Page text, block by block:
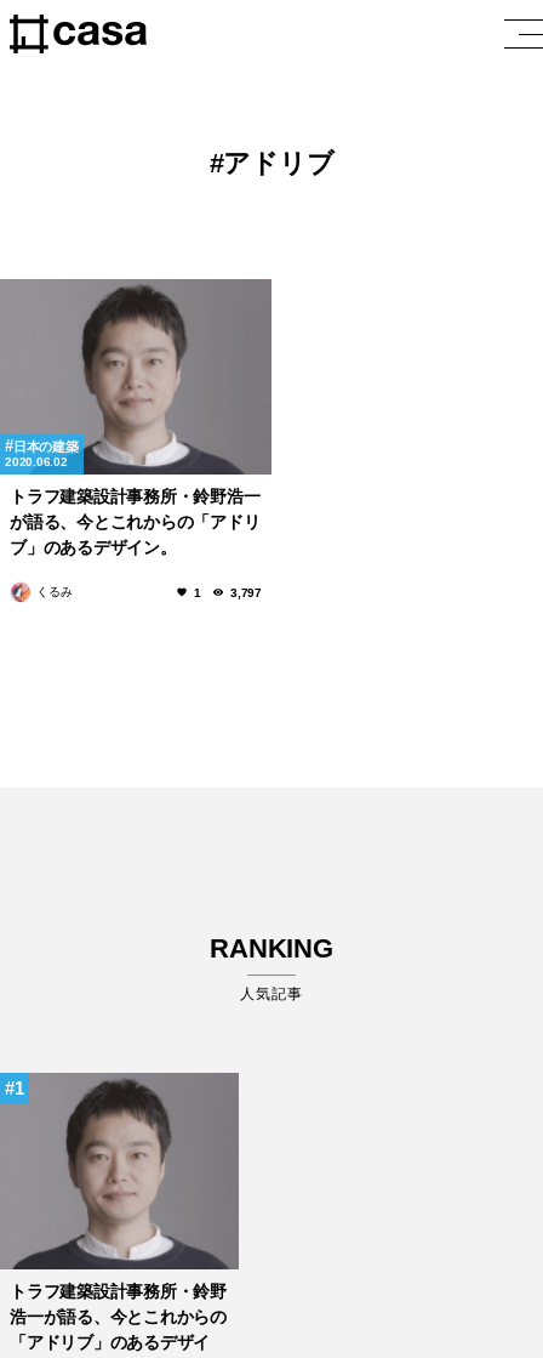
アドリブ
日本の建築
2020.06.02
トラフ建築設計事務所・鈴野浩一
が語る、今とこれからの「アドリ
ブ」のあるデザイン。
くるみ 1 3,797
RANKING
人気記事
1
トラフ建築設計事務所・鈴野
浩一が語る、今とこれからの
「アドリブ」のあるデザイ